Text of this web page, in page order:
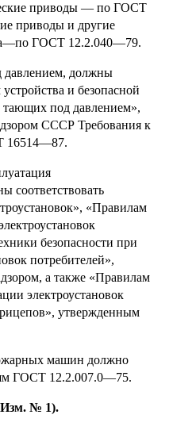
приводы — по ГОСТ
приводы и другие
ГОСТ 12.2.040—79.
давлением, должны
и безопасной
тающих под давлением»,
СССР Требования к
16514—87.
соответствовать
«Правилам
безопасности при
потребителей»,
а также «Правилам
электроустановок
утвержденным
машин должно
ГОСТ 12.2.007.0—75.
Изм. № 1).